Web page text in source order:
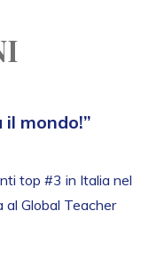
il mondo!”
top #3 in Italia nel
Global Teacher